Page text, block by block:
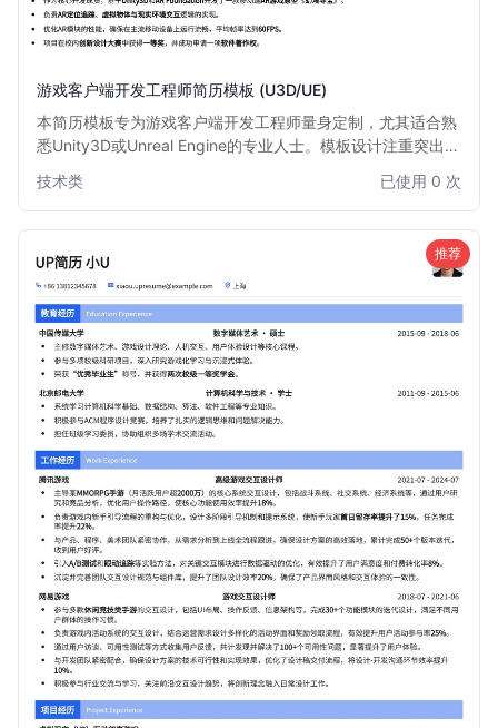
游戏客户端开发工程师简历模板 (U3D/UE)
本简历模板专为游戏客户端开发工程师量身定制，尤其适合熟
悉Unity3D或Unreal Engine的专业人士。模板设计注重突出技
在帮助求职者快速吸引招聘官的注意，展现其在游戏开发领域
的核心竞争力。无论是资深开发者还是经验丰富的工程师，都
技术类 已使用 0 次
推荐